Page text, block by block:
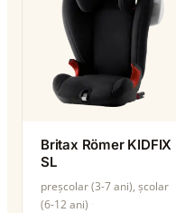
Britax Römer KIDFIX
SL
preșcolar (3-7 ani), școlar
(6-12 ani)